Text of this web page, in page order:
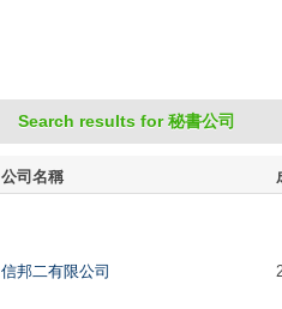
Search results for 秘書公司
公司名稱
信邦二有限公司